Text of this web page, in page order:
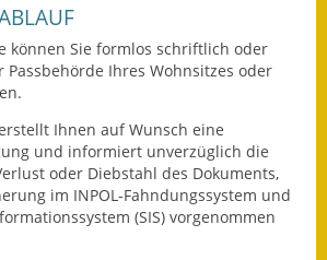
Sitzungsberichte 2018
Sitzungsberichte 2020
Gemeindeverwaltung
Haushalt & Finanzen
können Sie formlos schriftlich oder
Ihres Wohnsitzes oder
Ihnen auf Wunsch eine
und informiert unverzüglich die
oder Diebstahl des Dokuments,
im INPOL-Fahndungssystem und
(SIS) vorgenommen